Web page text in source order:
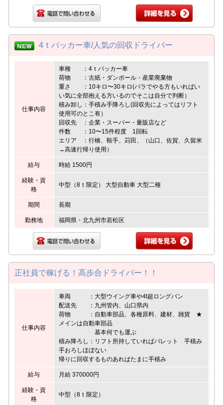
4ｔパッカー車/人気の回収ドライバー
仕事内容
車種 ：4ｔパッカー車
荷物 ：古紙・ダンボール・産業廃棄物
重さ ：10キロ〜30キロ(バラでやる方もいればい
い気に全部抱える方いるのでそこは自分で判断）
積み卸し：手積み手降ろし(回収先によってはリフト
使用可のとこ有）
回収先 ：企業・スーパー・量販店など
件数 ：10〜15件程度 1回転
エリア ：行橋、鞍手、苅田、（山口、佐賀、久留米
→高速行帰り使用）
給与 時給 1500円
経験・資
格
中型（8ｔ限定） 大型自動車 大型二種
期間 長期
勤務地 福岡県・北九州市若松区
正社員で稼げる！高歩合ドライバー！！
仕事内容
車両 ：大型ウイング車や4t超ロングバン
配送先 ：九州管内、山口県内
荷物 ：自動車部品、各種原料、建材、雑貨 ★
メインは自動車部品
基本何でも運ぶ
積み降ろし：リフト所持していればパレット 手積み
手おろしほぼない
帰りに回収するものあればたまに手積み
給与 月給 370000円
経験・資
格
中型（8ｔ限定）